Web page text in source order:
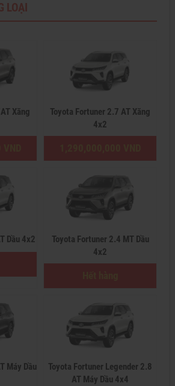
LOẠI
Xăng
Toyota Fortuner 2.7 AT Xăng
4x2
Dầu 4x2
Toyota Fortuner 2.4 MT Dầu
4x2
Máy Dầu
Toyota Fortuner Legender 2.8
AT Máy Dầu 4x4